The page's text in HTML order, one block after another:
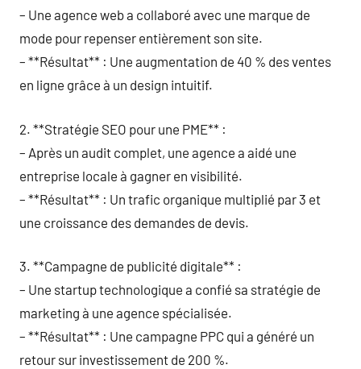
– Une agence web a collaboré avec une marque de
mode pour repenser entièrement son site.
– **Résultat** : Une augmentation de 40 % des ventes
en ligne grâce à un design intuitif.
2. **Stratégie SEO pour une PME** :
– Après un audit complet, une agence a aidé une
entreprise locale à gagner en visibilité.
– **Résultat** : Un trafic organique multiplié par 3 et
une croissance des demandes de devis.
3. **Campagne de publicité digitale** :
– Une startup technologique a confié sa stratégie de
marketing à une agence spécialisée.
– **Résultat** : Une campagne PPC qui a généré un
retour sur investissement de 200 %.